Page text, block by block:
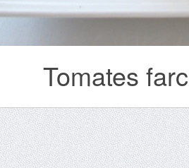
Tomates